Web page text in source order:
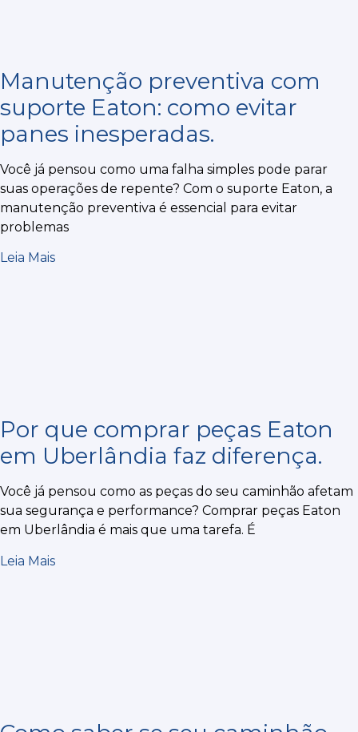
Manutenção preventiva com
suporte Eaton: como evitar
panes inesperadas.
Você já pensou como uma falha simples pode parar
suas operações de repente? Com o suporte Eaton, a
manutenção preventiva é essencial para evitar
problemas
Leia Mais
Por que comprar peças Eaton
em Uberlândia faz diferença.
Você já pensou como as peças do seu caminhão afetam
sua segurança e performance? Comprar peças Eaton
em Uberlândia é mais que uma tarefa. É
Leia Mais